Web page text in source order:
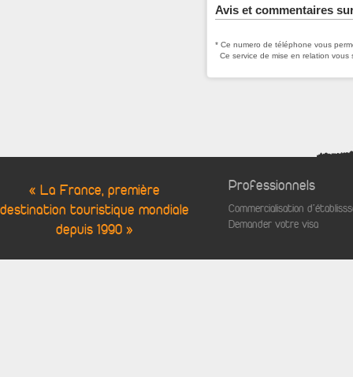
Avis et commentaires
* Ce numero de téléphone vous
Ce service de mise en relation
« La France, première
destination touristique mondiale
depuis 1990 »
Professionnels
Commercialisation
Demander votre visa